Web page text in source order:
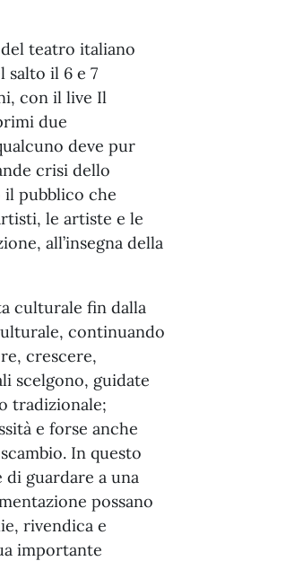
teatro italiano
salto il 6 e 7
con il live Il
due
deve pur
crisi dello
il pubblico che
le artiste e le
all’insegna della
culturale fin dalla
continuando
crescere,
scelgono, guidate
tradizionale;
e forse anche
In questo
guardare a una
possano
rivendica e
importante